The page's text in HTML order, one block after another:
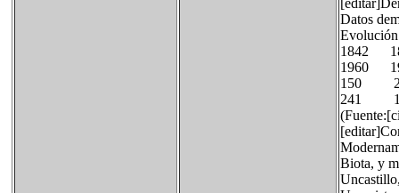
Datos
1842
1960
150
241
Biota, y